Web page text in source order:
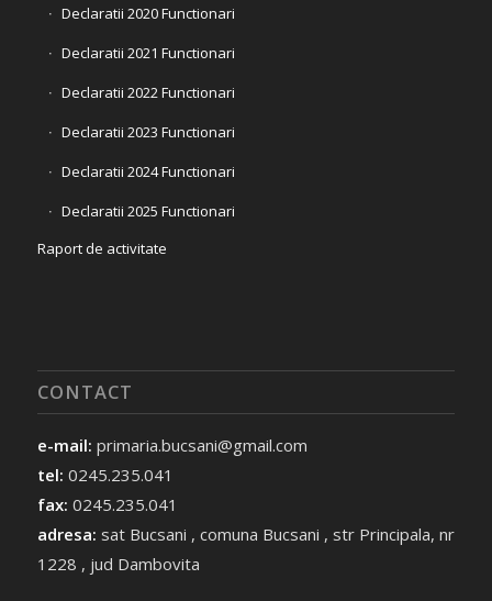
Declaratii 2020 Functionari
Declaratii 2021 Functionari
Declaratii 2022 Functionari
Declaratii 2023 Functionari
Declaratii 2024 Functionari
Declaratii 2025 Functionari
Raport de activitate
CONTACT
e-mail: primaria.bucsani@gmail.com
tel: 0245.235.041
fax: 0245.235.041
adresa: sat Bucsani , comuna Bucsani , str Principala, nr
1228 , jud Dambovita